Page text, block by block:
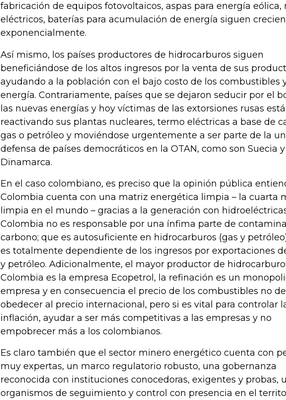
fabricación de equipos fotovoltaicos, aspas para energía eólica,
eléctricos, baterías para acumulación de energía siguen
exponencialmente.
Así mismo, los países productores de hidrocarburos siguen
beneficiándose de los altos ingresos por la venta de sus
ayudando a la población con el bajo costo de los combustibles
energía. Contrariamente, países que se dejaron seducir por el
las nuevas energías y hoy víctimas de las extorsiones rusas
reactivando sus plantas nucleares, termo eléctricas a base de
gas o petróleo y moviéndose urgentemente a ser parte de la
defensa de países democráticos en la OTAN, como son Suecia y
Dinamarca.
En el caso colombiano, es preciso que la opinión pública
Colombia cuenta con una matriz energética limpia – la cuarta
limpia en el mundo – gracias a la generación con
Colombia no es responsable por una ínfima parte de
carbono; que es autosuficiente en hidrocarburos (gas y
es totalmente dependiente de los ingresos por exportaciones
y petróleo. Adicionalmente, el mayor productor de
Colombia es la empresa Ecopetrol, la refinación es un
empresa y en consecuencia el precio de los combustibles no
obedecer al precio internacional, pero si es vital para controlar
inflación, ayudar a ser más competitivas a las empresas y no
empobrecer más a los colombianos.
Es claro también que el sector minero energético cuenta con
muy expertas, un marco regulatorio robusto, una gobernanza
reconocida con instituciones conocedoras, exigentes y probas,
organismos de seguimiento y control con presencia en el